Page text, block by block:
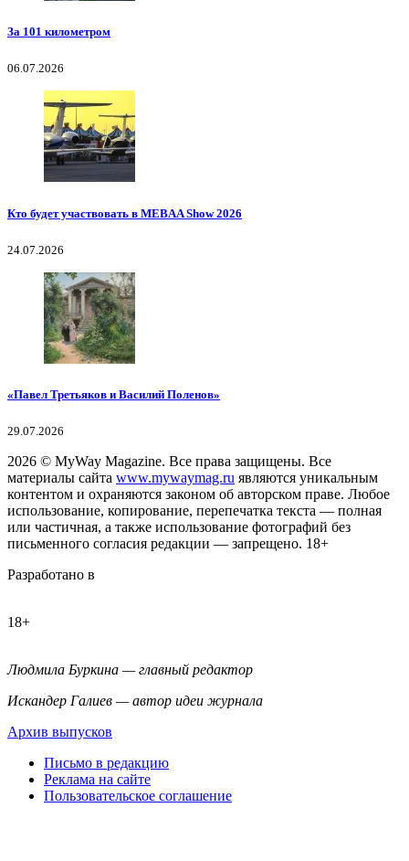
За 101 километром
06.07.2026
Кто будет участвовать в MEBAA Show 2026
24.07.2026
«Павел Третьяков и Василий Поленов»
29.07.2026
2026 © MyWay Magazine. Все права защищены. Все
материалы сайта www.mywaymag.ru являются уникальным
контентом и охраняются законом об авторском праве. Любое
использование, копирование, перепечатка текста — полная
или частичная, а также использование фотографий без
письменного согласия редакции — запрещено. 18+
Разработано в
18+
Людмила Буркина — главный редактор
Искандер Галиев — автор идеи журнала
Архив выпусков
Письмо в редакцию
Реклама на сайте
Пользовательское соглашение